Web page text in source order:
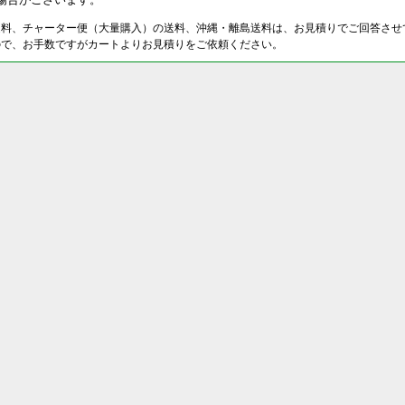
、チャーター便（大量購入）の送料、沖縄・離島送料は、お見積りでご回答させ
、お手数ですがカートよりお見積りをご依頼ください。